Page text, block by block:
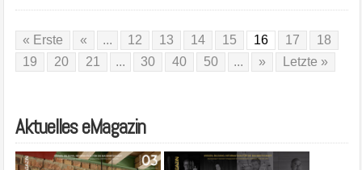
« Erste « ... 12 13 14 15 16 17
18
19
20 21 ... 30 40 50 ... » Letzte »
Aktuelles eMagazin